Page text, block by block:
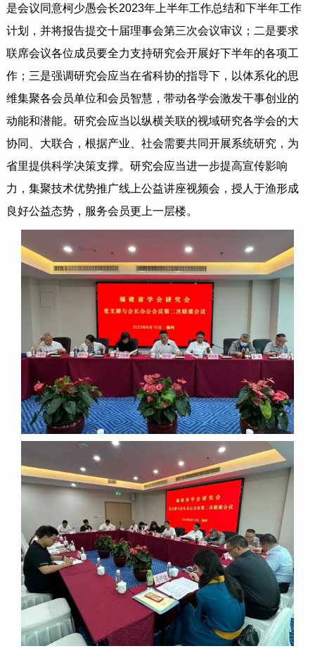
是会议同意柯少愚会长2023年上半年工作总结和下半年工作
计划，并将报告提交十届理事会第三次会议审议；二是要求
联席会议各位成员要全力支持研究会开展好下半年的各项工
作；三是强调研究会应当在省科协的指导下，以体系化的思
维集聚各会员单位和会员智慧，带动各学会激发干事创业的
动能和潜能。研究会应当以纵横关联的视域研究各学会的大
协同、大联合，根据产业、社会需要共同开展系统研究，为
省里提供科学决策支撑。研究会应当进一步提高宣传影响
力，集聚技术优势推广线上公益讲座视频会，授人于渔形成
良好公益态势，服务会员更上一层楼。